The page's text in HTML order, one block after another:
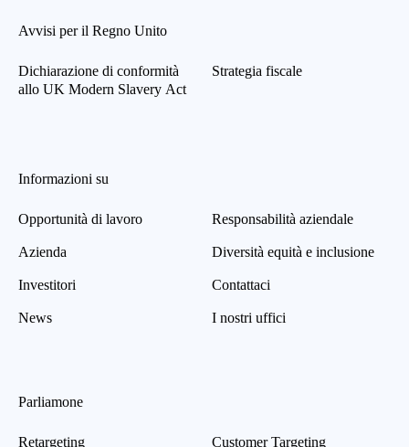
Avvisi per il Regno Unito
Dichiarazione di conformità
allo UK Modern Slavery Act
Strategia fiscale
Informazioni su
Opportunità di lavoro
Azienda
Investitori
News
Responsabilità aziendale
Diversità equità e inclusione
Contattaci
I nostri uffici
Parliamone
Retargeting Customer Targeting